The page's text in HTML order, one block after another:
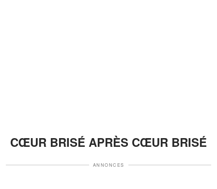
CŒUR BRISÉ APRÈS CŒUR BRISÉ
ANNONCES